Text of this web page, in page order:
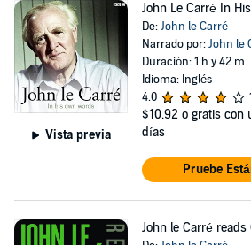
Vista previa
John Le Carré In
De:John le Carré
Narrado por:John le
Duración: 1 h y 42 m
Idioma: Inglés
4.0
$10.92 o gratis con
días
Pruebe
John le Carré reads